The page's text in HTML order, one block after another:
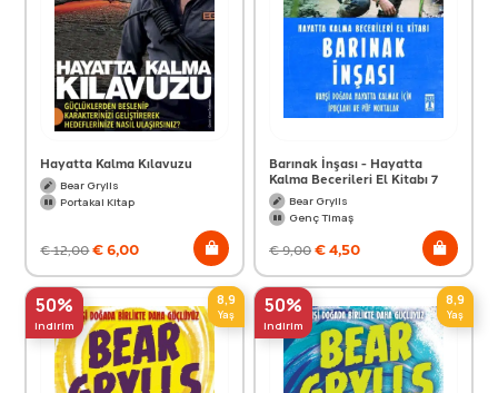
Hayatta Kalma Kılavuzu
Bear Grylls
Portakal Kitap
€12,00€6,00
Barınak İnşası - Hayatta
Kalma Becerileri El Kitabı 7
Bear Grylls
Genç Timaş
€9,00€4,50
50%
indirim
8,9
Yaş 50%
indirim
8,9
Yaş